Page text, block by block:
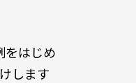
をはじめ
します